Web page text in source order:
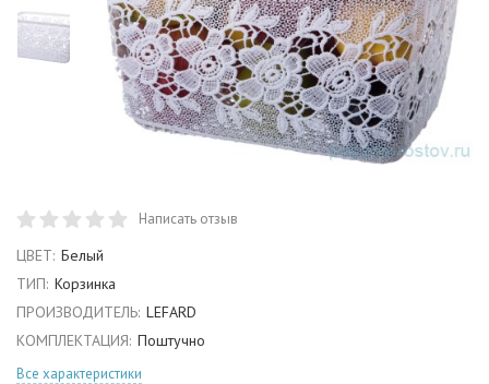
Написать отзыв
ЦВЕТ: Белый
ТИП: Корзинка
ПРОИЗВОДИТЕЛЬ: LEFARD
КОМПЛЕКТАЦИЯ: Поштучно
Все характеристики